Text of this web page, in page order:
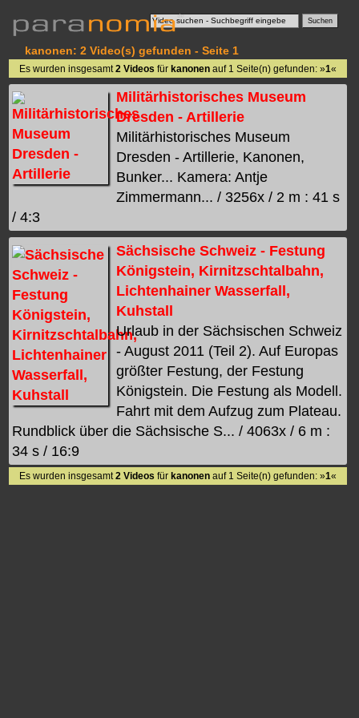
kanonen: 2 Video(s) gefunden - Seite 1
Es wurden insgesamt 2 Videos für kanonenauf 1 Seite(n) gefunden: »1«
Militärhistorisches Museum
Dresden - Artillerie
Militärhistorisches Museum
Dresden - Artillerie, Kanonen,
Bunker... Kamera: Antje
Zimmermann... / 3256x / 2 m : 41 s
/ 4:3
Sächsische Schweiz - Festung
Königstein, Kirnitzschtalbahn,
Lichtenhainer Wasserfall,
Kuhstall
Urlaub in der Sächsischen Schweiz
- August 2011 (Teil 2). Auf Europas
größter Festung, der Festung
Königstein. Die Festung als Modell.
Fahrt mit dem Aufzug zum Plateau.
Rundblick über die Sächsische S... / 4063x / 6 m :
34 s / 16:9
Es wurden insgesamt2 Videos für kanonenauf 1 Seite(n) gefunden: »1«